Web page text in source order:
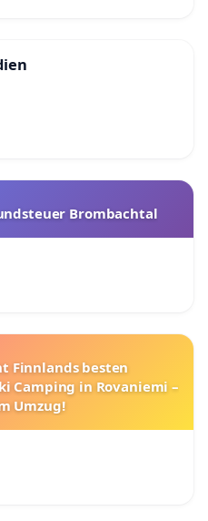
Brombachtal
Finnlands besten
Camping in Rovaniemi –
Umzug!